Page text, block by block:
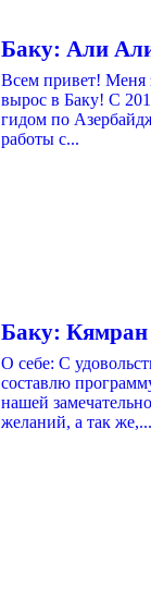
Баку: Али
Всем привет! Меня
вырос в Баку! С
гидом по
работы с...
Баку: Кямран
О себе: С
составлю
нашей
желаний, а так же,...